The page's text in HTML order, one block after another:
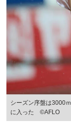
シーズン序盤は3000
に入った ©AFLO